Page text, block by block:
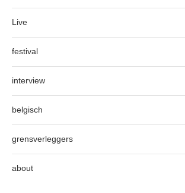
Live
festival
interview
belgisch
grensverleggers
about